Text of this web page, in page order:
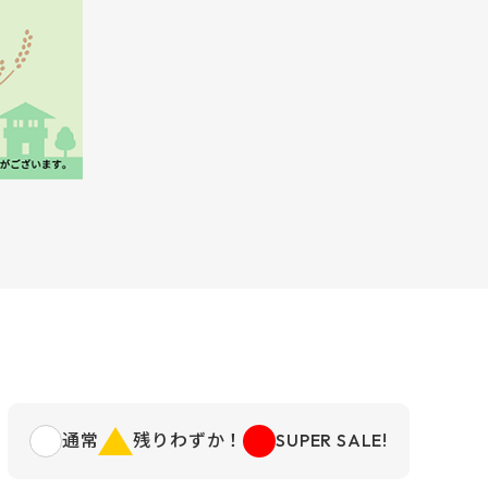
通常 残りわずか！ SUPER SALE!